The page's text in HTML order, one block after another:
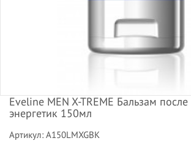
Eveline MEN X-TREME Бальзам
энергетик 150мл
Артикул: A150LMXGBK